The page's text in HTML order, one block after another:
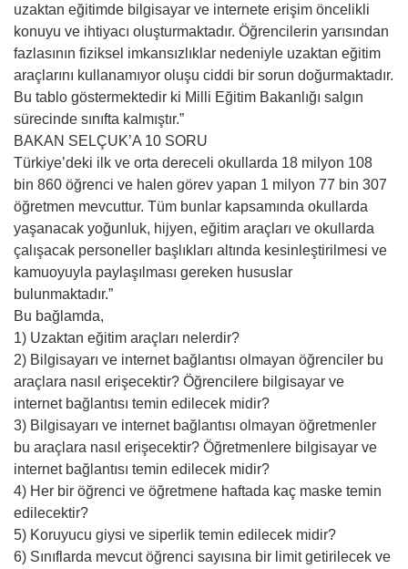
uzaktan eğitimde bilgisayar ve internete erişim öncelikli
konuyu ve ihtiyacı oluşturmaktadır. Öğrencilerin yarısından
fazlasının fiziksel imkansızlıklar nedeniyle uzaktan eğitim
araçlarını kullanamıyor oluşu ciddi bir sorun doğurmaktadır.
Bu tablo göstermektedir ki Milli Eğitim Bakanlığı salgın
sürecinde sınıfta kalmıştır.”
BAKAN SELÇUK’A 10 SORU
Türkiye’deki ilk ve orta dereceli okullarda 18 milyon 108
bin 860 öğrenci ve halen görev yapan 1 milyon 77 bin 307
öğretmen mevcuttur. Tüm bunlar kapsamında okullarda
yaşanacak yoğunluk, hijyen, eğitim araçları ve okullarda
çalışacak personeller başlıkları altında kesinleştirilmesi ve
kamuoyuyla paylaşılması gereken hususlar
bulunmaktadır.”
Bu bağlamda,
1) Uzaktan eğitim araçları nelerdir?
2) Bilgisayarı ve internet bağlantısı olmayan öğrenciler bu
araçlara nasıl erişecektir? Öğrencilere bilgisayar ve
internet bağlantısı temin edilecek midir?
3) Bilgisayarı ve internet bağlantısı olmayan öğretmenler
bu araçlara nasıl erişecektir? Öğretmenlere bilgisayar ve
internet bağlantısı temin edilecek midir?
4) Her bir öğrenci ve öğretmene haftada kaç maske temin
edilecektir?
5) Koruyucu giysi ve siperlik temin edilecek midir?
6) Sınıflarda mevcut öğrenci sayısına bir limit getirilecek ve